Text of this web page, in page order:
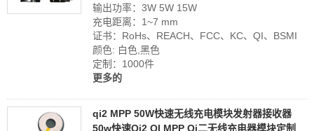
输出功率：3W 5W 15W
充电距离：1~7 mm
证书：RoHs、REACH、FCC、KC、QI、BSMI
颜色: 白色,黑色
定制：1000件
更多的
qi2 MPP 50W快速无线充电模块发射器接收器
50w快速Qi2 QI MPP Qi二无线充电器模块定制